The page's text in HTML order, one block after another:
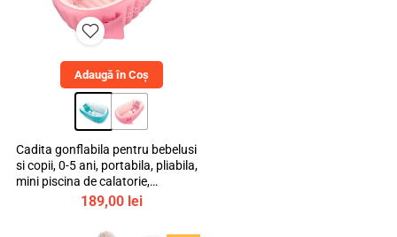
Adaugă în Coș
Cadita gonflabila pentru bebelusi
si copii, 0-5 ani, portabila, pliabila,
mini piscina de calatorie,
bebeLOGIC™189,00 lei